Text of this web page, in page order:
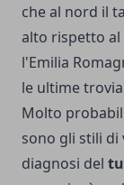
che al nord il
alto rispetto al
l'Emilia
le ultime
Molto
sono gli stili di
diagnosi del